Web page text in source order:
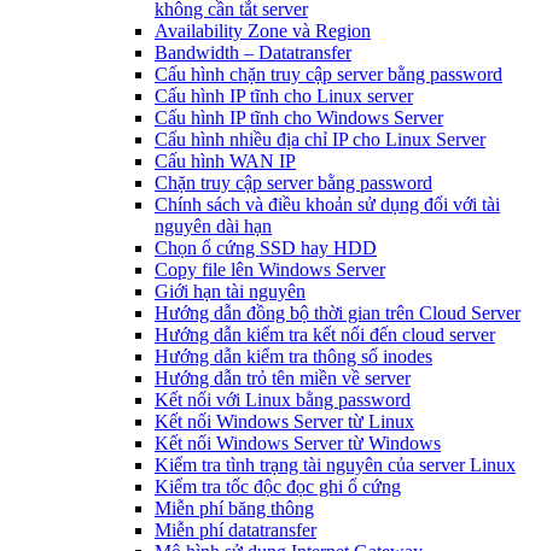
không cần tắt server
Availability Zone và Region
Bandwidth – Datatransfer
Cấu hình chặn truy cập server bằng password
Cấu hình IP tĩnh cho Linux server
Cấu hình IP tĩnh cho Windows Server
Cấu hình nhiều địa chỉ IP cho Linux Server
Cấu hình WAN IP
Chặn truy cập server bằng password
Chính sách và điều khoản sử dụng đối với tài
nguyên dài hạn
Chọn ổ cứng SSD hay HDD
Copy file lên Windows Server
Giới hạn tài nguyên
Hướng dẫn đồng bộ thời gian trên Cloud Server
Hướng dẫn kiểm tra kết nối đến cloud server
Hướng dẫn kiểm tra thông số inodes
Hướng dẫn trỏ tên miền về server
Kết nối với Linux bằng password
Kết nối Windows Server từ Linux
Kết nối Windows Server từ Windows
Kiểm tra tình trạng tài nguyên của server Linux
Kiểm tra tốc độc đọc ghi ổ cứng
Miễn phí băng thông
Miễn phí datatransfer